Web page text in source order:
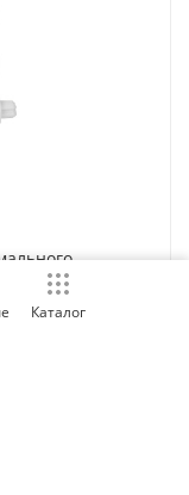
Electric
Каталог